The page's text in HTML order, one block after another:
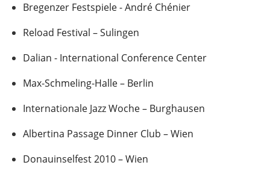
Bregenzer Festspiele - André Chénier
Reload Festival – Sulingen
Dalian - International Conference Center
Max-Schmeling-Halle – Berlin
Internationale Jazz Woche – Burghausen
Albertina Passage Dinner Club – Wien
Donauinselfest 2010 – Wien